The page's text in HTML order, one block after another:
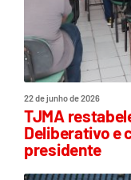
22 de junho de 2026
TJMA
Deliberativo e
presidente